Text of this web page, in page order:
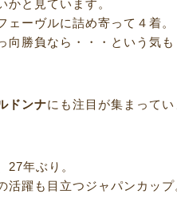
と見ています。
ーヴルに詰め寄って４着。
向勝負なら・・・という気
ドンナにも注目が集まって
27年ぶり。
活躍も目立つジャパンカップ